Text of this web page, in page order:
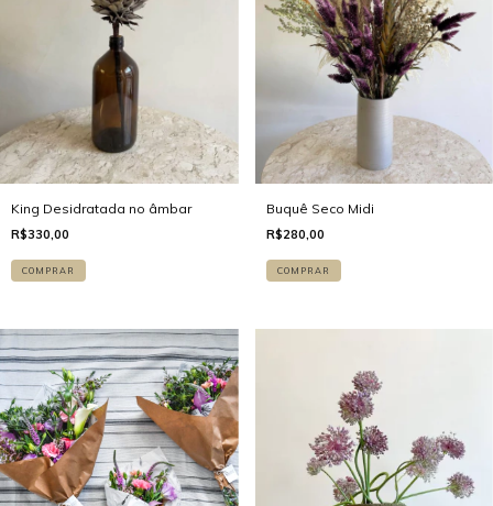
King Desidratada no âmbar
R$330,00
Buquê Seco Midi
R$280,00